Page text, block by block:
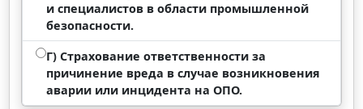
и специалистов в области промышленной
безопасности.
Г) Страхование ответственности за
причинение вреда в случае возникновения
аварии или инцидента на ОПО.